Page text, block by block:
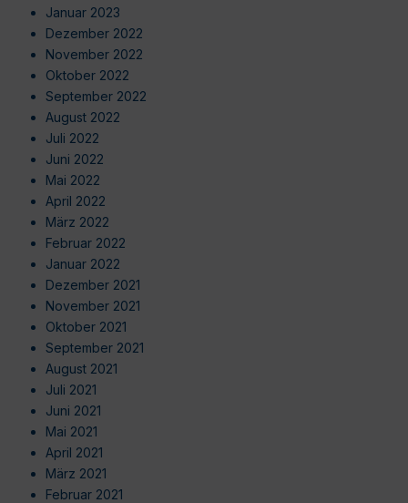
Januar 2023
Dezember 2022
November 2022
Oktober 2022
September 2022
August 2022
Juli 2022
Juni 2022
Mai 2022
April 2022
März 2022
Februar 2022
Januar 2022
Dezember 2021
November 2021
Oktober 2021
September 2021
August 2021
Juli 2021
Juni 2021
Mai 2021
April 2021
März 2021
Februar 2021